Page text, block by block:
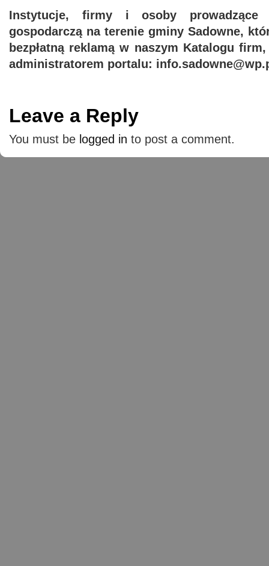
Instytucje, firmy i osoby prowadzące
gospodarczą na terenie gminy Sadowne,
bezpłatną reklamą w naszym Katalogu
administratorem portalu:
Leave a Reply
You must be logged in to post a comment.